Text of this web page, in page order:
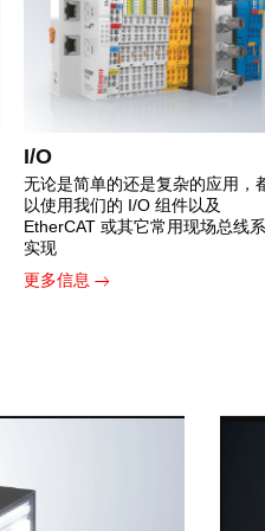
I/O
无论是简单的还是复杂的应用，
以使用我们的 I/O 组件以及
EtherCAT 或其它常用现场总线
实现
更多信息